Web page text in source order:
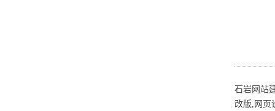
石岩网站
改版,网页